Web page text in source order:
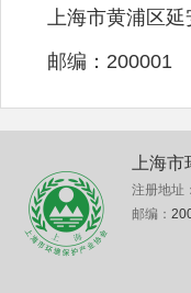
上海市黄浦区
邮编：200001
上海
注册地址：
邮编：